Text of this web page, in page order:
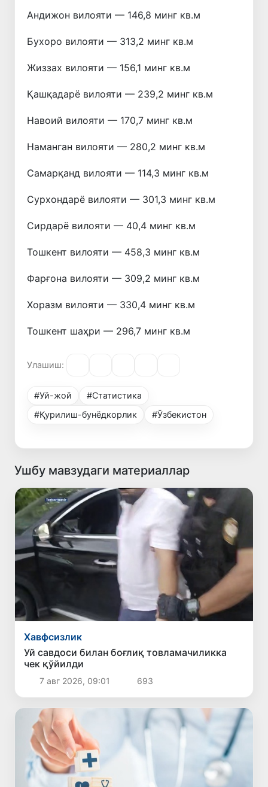
Андижон вилояти — 146,8 минг кв.м
Бухоро вилояти — 313,2 минг кв.м
Жиззах вилояти — 156,1 минг кв.м
Қашқадарё вилояти — 239,2 минг кв.м
Навоий вилояти — 170,7 минг кв.м
Наманган вилояти — 280,2 минг кв.м
Самарқанд вилояти — 114,3 минг кв.м
Сурхондарё вилояти — 301,3 минг кв.м
Сирдарё вилояти — 40,4 минг кв.м
Тошкент вилояти — 458,3 минг кв.м
Фарғона вилояти — 309,2 минг кв.м
Хоразм вилояти — 330,4 минг кв.м
Тошкент шаҳри — 296,7 минг кв.м
Улашиш:
#Уй-жой
#Статистика
#Қурилиш-бунёдкорлик
#Ўзбекистон
Ушбу мавзудаги материаллар
Хавфсизлик
Уй савдоси билан боғлиқ товламачиликка
чек қўйилди
7 авг 2026, 09:01 693